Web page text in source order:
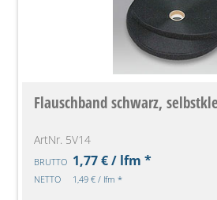
Flauschband schwarz,
ArtNr. 5V14
BRUTTO 1,77 € / lfm *
NETTO 1,49 € / lfm *